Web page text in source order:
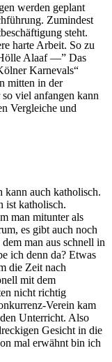
werden geplant
Zumindest
steht.
harte Arbeit. So zu
Alaaf —” Das
Karnevals“
mitten in der
viel anfangen kann
Vergleiche und
auch katholisch.
ist katholisch.
man mitunter als
es gibt auch noch
man aus schnell in
ich denn da? Etwas
die Zeit nach
mit dem
nicht richtig
Verein kam
Unterricht. Also
Gesicht in die
mal erwähnt bin ich